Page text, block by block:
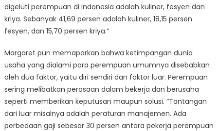
digeluti perempuan di Indonesia adalah kuliner, fesyen dan
kriya. Sebanyak 41,69 persen adalah kuliner, 18,15 persen
fesyen, dan 15,70 persen kriya.”
Margaret pun memaparkan bahwa ketimpangan dunia
usaha yang dialami para perempuan umumnya disebabkan
oleh dua faktor, yaitu diri sendiri dan faktor luar. Perempuan
sering melibatkan perasaan dalam bekerja dan berusaha
seperti memberikan keputusan maupun solusi. “Tantangan
dari luar misalnya adalah peraturan manajemen. Ada
perbedaan gaji sebesar 30 persen antara pekerja perempuan